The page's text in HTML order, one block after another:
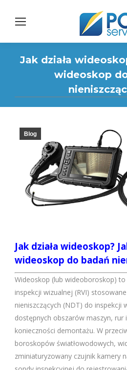
Jak działa
wideoskop
Blog
Jak działa wideoskop?
wideoskop do badań
Wideoskop (lub wideoboroskop)
inspekcji wizualnej (RVI)
nieniszczących (NDT) do inspekcji
dostępnych obszarów maszyn, rur
konieczności demontażu. W
boroskopów światłowodowych,
zminiaturyzowany czujnik kamery